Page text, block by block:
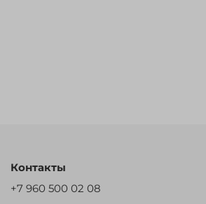
Контакты
+7 960 500 02 08